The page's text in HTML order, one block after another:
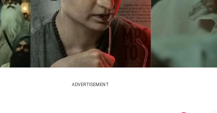
ADVERTISEMENT